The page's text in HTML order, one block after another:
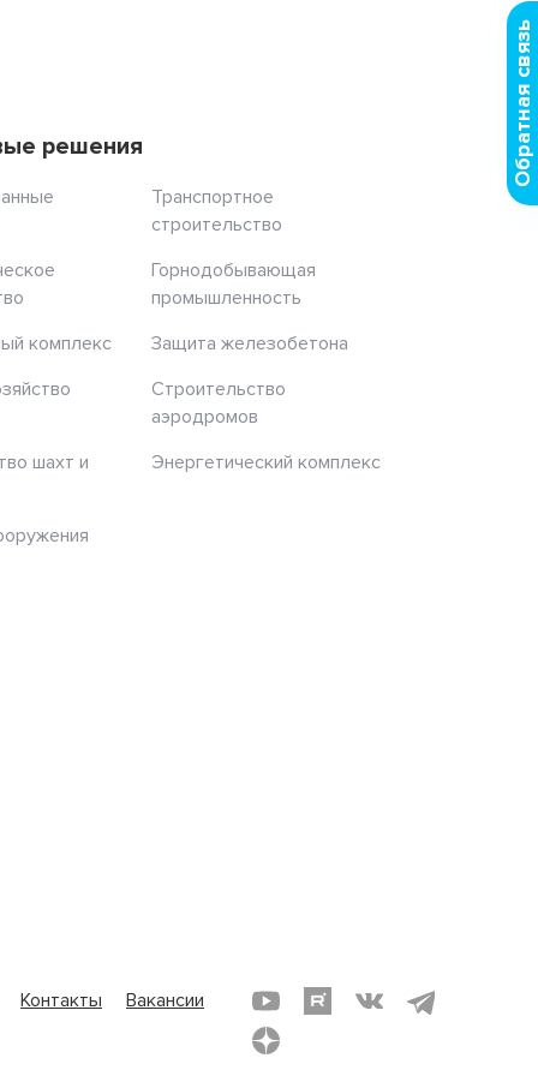
решения
Транспортное
строительство
Горнодобывающая
промышленность
комплекс
Защита железобетона
Строительство
аэродромов
шахт и
Энергетический комплекс
Контакты Вакансии
Обратная связь